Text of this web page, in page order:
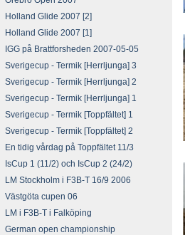
Holland Glide 2007 [2]
Holland Glide 2007 [1]
IGG på Brattforsheden 2007-05-05
Sverigecup - Termik [Herrljunga] 3
Sverigecup - Termik [Herrljunga] 2
Sverigecup - Termik [Herrljunga] 1
Sverigecup - Termik [Toppfältet] 1
Sverigecup - Termik [Toppfältet] 2
En tidig vårdag på Toppfältet 11/3
IsCup 1 (11/2) och IsCup 2 (24/2)
LM Stockholm i F3B-T 16/9 2006
Västgöta cupen 06
LM i F3B-T i Falköping
German open championship